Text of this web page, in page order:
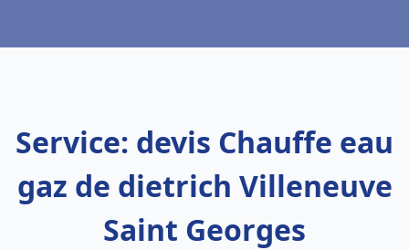
Service: devis Chauffe eau
gaz de dietrich Villeneuve
Saint Georges